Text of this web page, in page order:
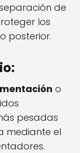
de
los
posterior.
o
pesadas
mediante el